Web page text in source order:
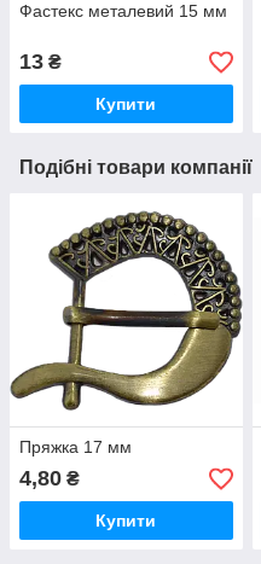
Фастекс металевий 15 мм
13 ₴
Купити
Подібні товари компанії
Пряжка 17 мм
4,80 ₴
Купити